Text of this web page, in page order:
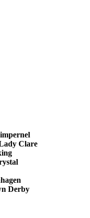
Clare
Derby